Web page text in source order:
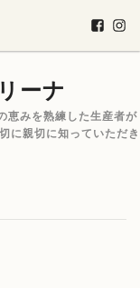
ーナ
恵みを熟練した生産者が
に親切に知っていただき